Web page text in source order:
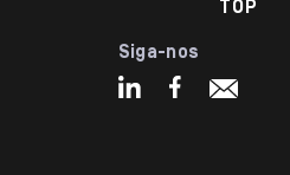
TOP
Siga-nos